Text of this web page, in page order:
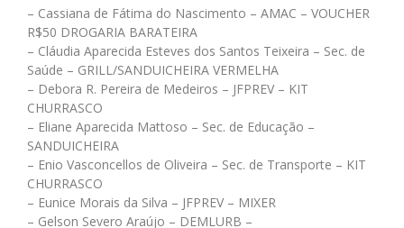
– Cassiana de Fátima do Nascimento – AMAC – VOUCHER
R$50 DROGARIA BARATEIRA
– Cláudia Aparecida Esteves dos Santos Teixeira – Sec. de
Saúde – GRILL/SANDUICHEIRA VERMELHA
– Debora R. Pereira de Medeiros – JFPREV – KIT
CHURRASCO
– Eliane Aparecida Mattoso – Sec. de Educação –
SANDUICHEIRA
– Enio Vasconcellos de Oliveira – Sec. de Transporte – KIT
CHURRASCO
– Eunice Morais da Silva – JFPREV – MIXER
– Gelson Severo Araújo – DEMLURB –